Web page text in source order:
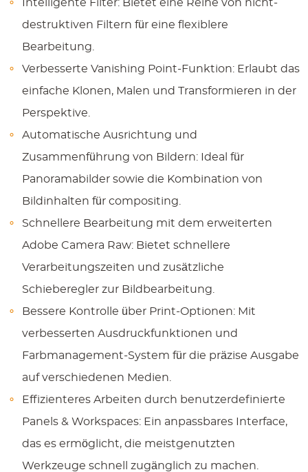
Intelligente Filter: Bietet eine Reihe von nicht-
destruktiven Filtern für eine flexiblere
Bearbeitung.
Verbesserte Vanishing Point-Funktion: Erlaubt das
einfache Klonen, Malen und Transformieren in der
Perspektive.
Automatische Ausrichtung und
Zusammenführung von Bildern: Ideal für
Panoramabilder sowie die Kombination von
Bildinhalten für compositing.
Schnellere Bearbeitung mit dem erweiterten
Adobe Camera Raw: Bietet schnellere
Verarbeitungszeiten und zusätzliche
Schieberegler zur Bildbearbeitung.
Bessere Kontrolle über Print-Optionen: Mit
verbesserten Ausdruckfunktionen und
Farbmanagement-System für die präzise Ausgabe
auf verschiedenen Medien.
Effizienteres Arbeiten durch benutzerdefinierte
Panels & Workspaces: Ein anpassbares Interface,
das es ermöglicht, die meistgenutzten
Werkzeuge schnell zugänglich zu machen.